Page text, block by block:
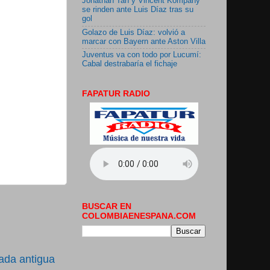
antigua
se rinden ante Luis Díaz tras su
gol
Golazo de Luis Díaz: volvió a
marcar con Bayern ante Aston Villa
Juventus va con todo por Lucumí:
Cabal destrabaría el fichaje
FAPATUR RADIO
BUSCAR EN
COLOMBIAENESPANA.COM